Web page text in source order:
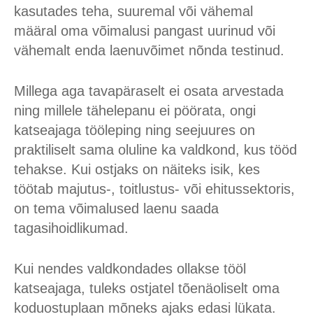
kasutades teha, suuremal või vähemal
määral oma võimalusi pangast uurinud või
vähemalt enda laenuvõimet nõnda testinud.
Millega aga tavapäraselt ei osata arvestada
ning millele tähelepanu ei pöörata, ongi
katseajaga tööleping ning seejuures on
praktiliselt sama oluline ka valdkond, kus tööd
tehakse. Kui ostjaks on näiteks isik, kes
töötab majutus-, toitlustus- või ehitussektoris,
on tema võimalused laenu saada
tagasihoidlikumad.
Kui nendes valdkondades ollakse tööl
katseajaga, tuleks ostjatel tõenäoliselt oma
koduostuplaan mõneks ajaks edasi lükata.